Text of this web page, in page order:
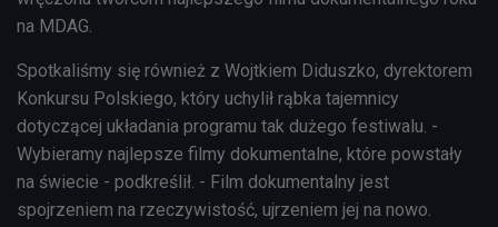
na MDAG.
Spotkaliśmy się również z Wojtkiem Diduszko, dyrektorem
Konkursu Polskiego, który uchylił rąbka tajemnicy
dotyczącej układania programu tak dużego festiwalu. -
Wybieramy najlepsze filmy dokumentalne, które powstały
na świecie - podkreślił. - Film dokumentalny jest
spojrzeniem na rzeczywistość, ujrzeniem jej na nowo.